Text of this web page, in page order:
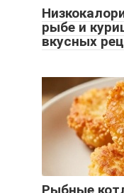
рыбе и
вкусных